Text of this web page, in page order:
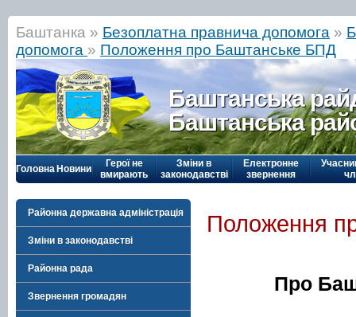
Баштанка » Безоплатна правнича допомога »
допомога » Положення про Баштанське БПД
Баштанська
Баштанська
Головна Новини
Герої не
вмирають
Зміни в
законодавстві
Електронне
звернення
Районна державна адміністрація
Зміни в законодавстві
Районна рада
Звернення громадян
Положення
Про